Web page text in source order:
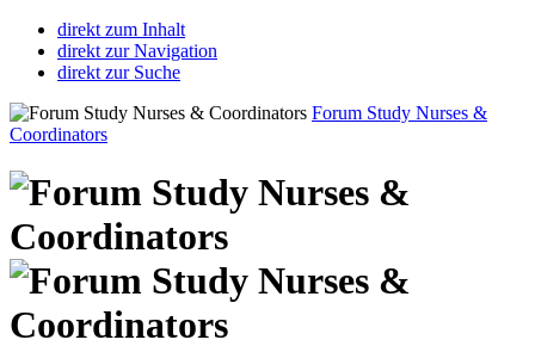
direkt zum Inhalt
direkt zur Navigation
direkt zur Suche
Forum Study Nurses &
Coordinators